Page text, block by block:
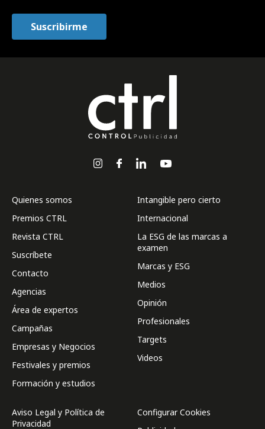
Quienes somos
Premios CTRL
Revista CTRL
Suscríbete
Contacto
Agencias
Área de expertos
Campañas
Empresas y Negocios
Festivales y premios
Formación y estudios
Intangible pero cierto
Internacional
La ESG de las marcas a
examen
Marcas y ESG
Medios
Opinión
Profesionales
Targets
Videos
Aviso Legal y Política de
Privacidad
Configurar Cookies